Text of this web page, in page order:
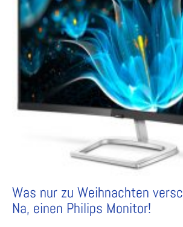
Was nur zu Weihnachten
Na, einen Philips Monitor!